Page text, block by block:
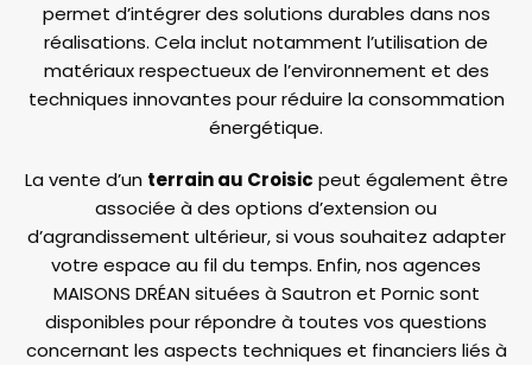
permet d’intégrer des solutions durables dans nos
réalisations. Cela inclut notamment l’utilisation de
matériaux respectueux de l’environnement et des
techniques innovantes pour réduire la consommation
énergétique.
La vente d’un terrain au Croisic peut également être
associée à des options d’extension ou
d’agrandissement ultérieur, si vous souhaitez adapter
votre espace au fil du temps. Enfin, nos agences
MAISONS DRÉAN situées à Sautron et Pornic sont
disponibles pour répondre à toutes vos questions
concernant les aspects techniques et financiers liés à